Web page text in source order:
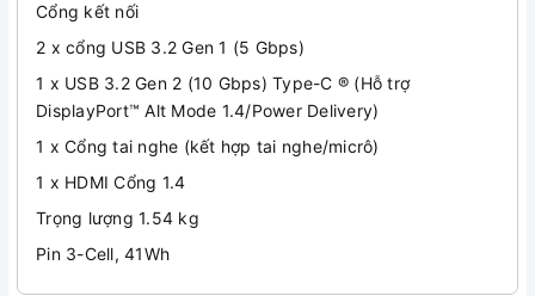
Cổng kết nối
2 x cổng USB 3.2 Gen 1 (5 Gbps)
1 x USB 3.2 Gen 2 (10 Gbps) Type-C ® (Hỗ trợ
DisplayPort™ Alt Mode 1.4/Power Delivery)
1 x Cổng tai nghe (kết hợp tai nghe/micrô)
1 x HDMI Cổng 1.4
Trọng lượng 1.54 kg
Pin 3-Cell, 41Wh